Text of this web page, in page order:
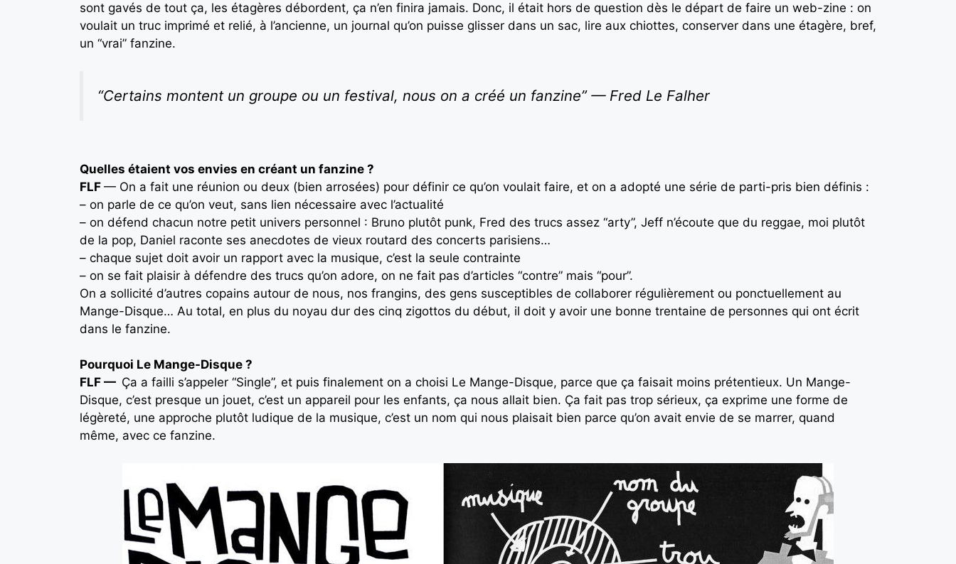
sont gavés de tout ça, les étagères débordent, ça n’en finira jamais. Donc, il était hors de question dès le départ de faire un web-zine : on
voulait un truc imprimé et relié, à l’ancienne, un journal qu’on puisse glisser dans un sac, lire aux chiottes, conserver dans une étagère, bref,
un “vrai” fanzine.
“Certains montent un groupe ou un festival, nous on a créé un fanzine” — Fred Le Falher
Quelles étaient vos envies en créant un fanzine ?
FLF — On a fait une réunion ou deux (bien arrosées) pour définir ce qu’on voulait faire, et on a adopté une série de parti-pris bien définis :
– on parle de ce qu’on veut, sans lien nécessaire avec l’actualité
– on défend chacun notre petit univers personnel : Bruno plutôt punk, Fred des trucs assez “arty”, Jeff n’écoute que du reggae, moi plutôt
de la pop, Daniel raconte ses anecdotes de vieux routard des concerts parisiens…
– chaque sujet doit avoir un rapport avec la musique, c’est la seule contrainte
– on se fait plaisir à défendre des trucs qu’on adore, on ne fait pas d’articles “contre” mais “pour”.
On a sollicité d’autres copains autour de nous, nos frangins, des gens susceptibles de collaborer régulièrement ou ponctuellement au
Mange-Disque… Au total, en plus du noyau dur des cinq zigottos du début, il doit y avoir une bonne trentaine de personnes qui ont écrit
dans le fanzine.
Pourquoi Le Mange-Disque ?
FLF — Ça a failli s’appeler “Single”, et puis finalement on a choisi Le Mange-Disque, parce que ça faisait moins prétentieux. Un Mange-
Disque, c’est presque un jouet, c’est un appareil pour les enfants, ça nous allait bien. Ça fait pas trop sérieux, ça exprime une forme de
légèreté, une approche plutôt ludique de la musique, c’est un nom qui nous plaisait bien parce qu’on avait envie de se marrer, quand
même, avec ce fanzine.